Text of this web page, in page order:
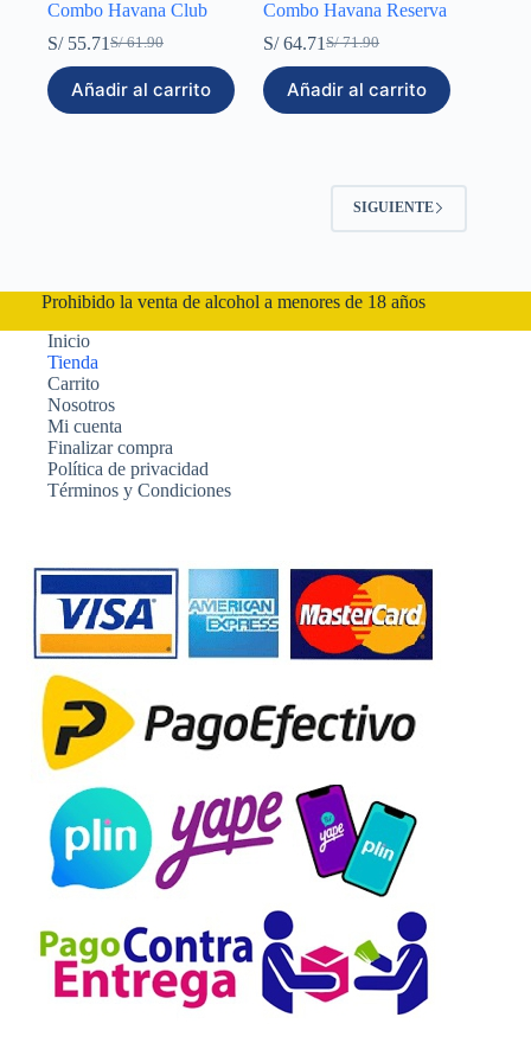
Combo Havana Club
S/61.90
El
precio
original
era:
S/55.71El
precio
actual
es:
Añadir al carrito
Combo Havana Reserva
S/71.90
El
precio
original
era:
S/64.71El
precio
actual
es:
Añadir al carrito
SIGUIENTE
Prohibido la venta de alcohol a menores de 18 años
Inicio
Tienda
Carrito
Nosotros
Mi cuenta
Finalizar compra
Política de privacidad
Términos y Condiciones